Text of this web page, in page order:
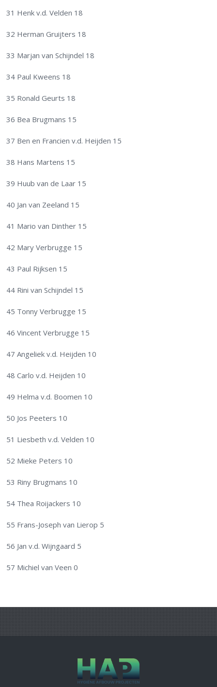
31 Henk v.d. Velden 18
32 Herman Gruijters 18
33 Marjan van Schijndel 18
34 Paul Kweens 18
35 Ronald Geurts 18
36 Bea Brugmans 15
37 Ben en Francien v.d. Heijden 15
38 Hans Martens 15
39 Huub van de Laar 15
40 Jan van Zeeland 15
41 Mario van Dinther 15
42 Mary Verbrugge 15
43 Paul Rijksen 15
44 Rini van Schijndel 15
45 Tonny Verbrugge 15
46 Vincent Verbrugge 15
47 Angeliek v.d. Heijden 10
48 Carlo v.d. Heijden 10
49 Helma v.d. Boomen 10
50 Jos Peeters 10
51 Liesbeth v.d. Velden 10
52 Mieke Peters 10
53 Riny Brugmans 10
54 Thea Roijackers 10
55 Frans-Joseph van Lierop 5
56 Jan v.d. Wijngaard 5
57 Michiel van Veen 0